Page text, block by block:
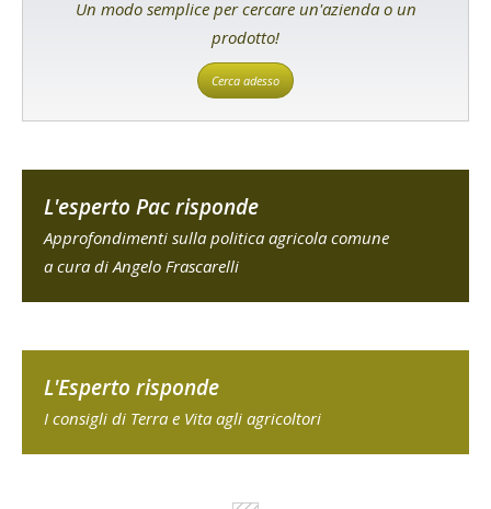
Un modo semplice per cercare un'azienda o un
prodotto!
Cerca adesso
L'esperto Pac risponde
Approfondimenti sulla politica agricola comune
a cura di Angelo Frascarelli
L'Esperto risponde
I consigli di Terra e Vita agli agricoltori